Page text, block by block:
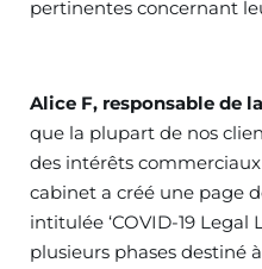
pertinentes concernant
Alice F, responsable de
que la plupart de nos
des intérêts
cabinet a créé une page
intitulée ‘COVID-19 Legal
plusieurs phases destiné